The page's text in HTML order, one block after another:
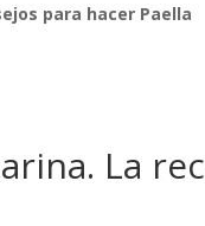
para hacer Paella
La